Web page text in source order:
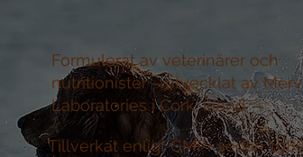
Formulerat av veterinärer och
nutritionister –utvecklat av
Laboratories i Cork, Irland
Tillverkat enligt GMP+ sedan